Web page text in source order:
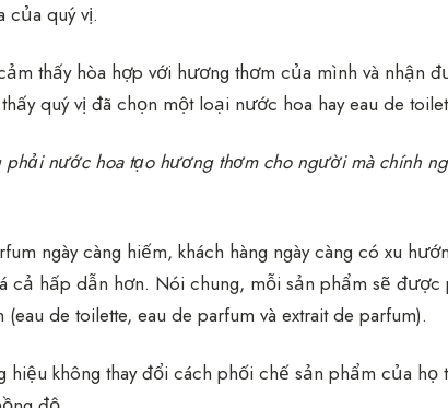
của quý vị.
thấy hòa hợp với hương thơm của mình và nhận
quý vị đã chọn một loại nước hoa hay eau de
phải nước hoa tạo hương thơm cho người mà chính
ngày càng hiếm, khách hàng ngày càng có xu
cả hấp dẫn hơn. Nói chung, mỗi sản phẩm sẽ được
de toilette, eau de parfum và extrait de parfum).
hiệu không thay đổi cách phối chế sản phẩm của họ